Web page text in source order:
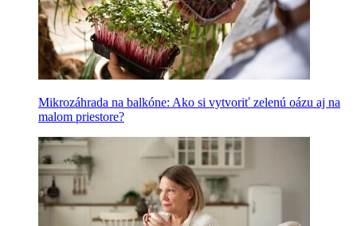
Mikrozáhrada na balkóne: Ako si vytvoriť zelenú oázu aj na
malom priestore?